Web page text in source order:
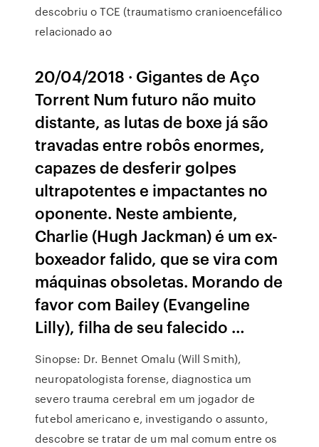
descobriu o TCE (traumatismo cranioencefálico
relacionado ao
20/04/2018 · Gigantes de Aço
Torrent Num futuro não muito
distante, as lutas de boxe já são
travadas entre robôs enormes,
capazes de desferir golpes
ultrapotentes e impactantes no
oponente. Neste ambiente,
Charlie (Hugh Jackman) é um ex-
boxeador falido, que se vira com
máquinas obsoletas. Morando de
favor com Bailey (Evangeline
Lilly), filha de seu falecido …
Sinopse: Dr. Bennet Omalu (Will Smith),
neuropatologista forense, diagnostica um
severo trauma cerebral em um jogador de
futebol americano e, investigando o assunto,
descobre se tratar de um mal comum entre os